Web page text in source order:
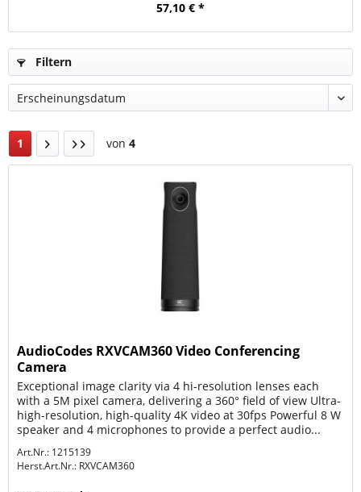
57,10 € *
Filtern
1 von 4
AudioCodes RXVCAM360 Video Conferencing
Camera
Exceptional image clarity via 4 hi-resolution lenses each
with a 5M pixel camera, delivering a 360° field of view Ultra-
high-resolution, high-quality 4K video at 30fps Powerful 8 W
speaker and 4 microphones to provide a perfect audio...
Art.Nr.: 1215139
Herst.Art.Nr.: RXVCAM360